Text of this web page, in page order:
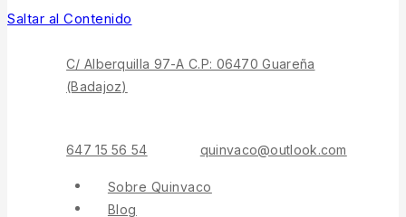
Saltar al Contenido
C/ Alberquilla 97-A C.P: 06470 Guareña
(Badajoz)
647 15 56 54 quinvaco@outlook.com
Sobre Quinvaco
Blog